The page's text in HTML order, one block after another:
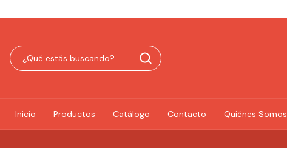
Inicio Productos Catálogo Contacto Quiénes Somos